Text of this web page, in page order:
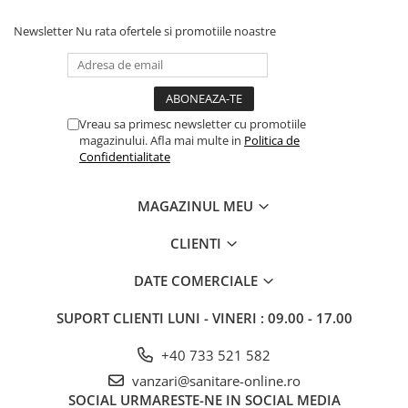
Newsletter Nu rata ofertele si promotiile noastre
Vreau sa primesc newsletter cu promotiile
magazinului. Afla mai multe in Politica de
Confidentialitate
MAGAZINUL MEU
CLIENTI
DATE COMERCIALE
SUPORT CLIENTI LUNI - VINERI : 09.00 - 17.00
+40 733 521 582
vanzari@sanitare-online.ro
SOCIAL URMARESTE-NE IN SOCIAL MEDIA